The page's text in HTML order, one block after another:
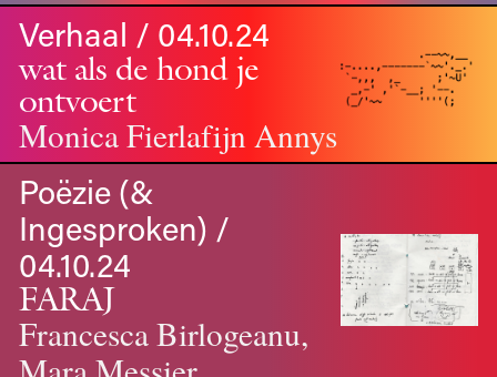
Verhaal / 04.10.24
wat als de hondje
ontvoert
Monica Fierlafijn Annys
Poëzie (&
Ingesproken) /
04.10.24
FARAJ
Francesca Birlogeanu,